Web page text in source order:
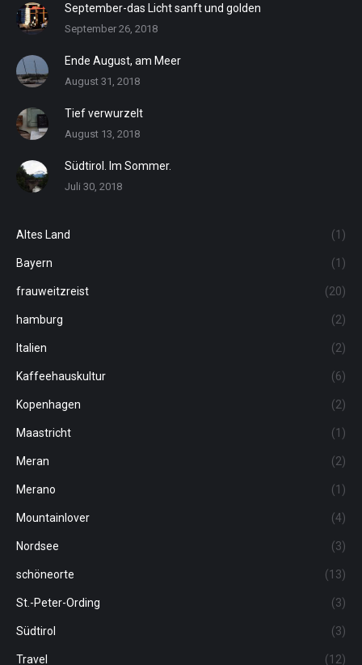
September-das Licht sanft und golden
September 26, 2018
Ende August, am Meer
August 31, 2018
Tief verwurzelt
August 13, 2018
Südtirol. Im Sommer.
Juli 30, 2018
Altes Land (1)
Bayern (1)
frauweitzreist (20)
hamburg (2)
Italien (2)
Kaffeehauskultur (6)
Kopenhagen (2)
Maastricht (1)
Meran (2)
Merano (1)
Mountainlover (4)
Nordsee (3)
schöneorte (13)
St.-Peter-Ording (3)
Südtirol (3)
Travel (12)